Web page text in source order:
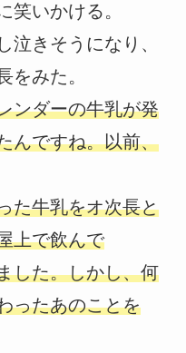
笑いかける。
泣きそうになり、
をみた。
ンダーの牛乳が発
んですね。以前、
た牛乳をオ次長と
上で飲んで
した。しかし、何
ったあのことを